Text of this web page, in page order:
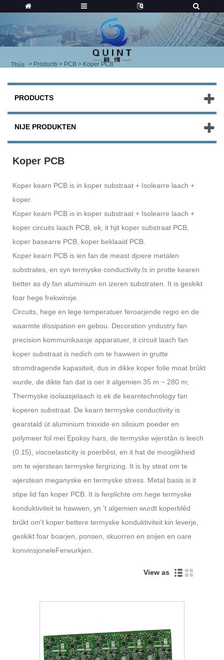
Thús > Products > PCB > Koper PCB
PRODUCTS
NIJE PRODUKTEN
Koper PCB
Koper kearn PCB is in koper substraat + Isolearre laach +
koper.
Koper kearn PCB is in koper substraat + Isolearre laach +
koper circuits laach PCB, ek, it hjit koper substraat PCB,
koper basearre PCB, koper beklaaid PCB.
Koper kearn PCB is ien fan de meast djoere metalen
substrates, en syn termyske conductivity.Is in protte kearen
better as dy fan aluminium en izeren substraten. It is geskikt
foar hege frekwinsje.
Circuits, hege en lege temperatuer feroarjende regio en de
waarmte dissipation en gebou. Decoration yndustry fan
precision kommunikaasje apparatuer, it circuit laach fan
koper substraat is nedich om te hawwen in grutte
stromdragende kapasiteit, dus in dikke koper folie moat brûkt
wurde, de dikte fan dat is oer it algemien 35 m ~ 280 m;
Thermyske isolaasjelaach is ek de kearntechnology fan
koperen substraat. De kearn termyske conductivity is
gearstald út aluminium trioxide en silisium poeder en
polymeer fol mei Epoksy hars, de termyske wjerstân is leech
(0.15), viscoelasticity is poerbêst, en it hat de mooglikheid
om te wjerstean termyske fergrizing. It is by steat om te
wjerstean meganyske en termyske stress. Metal basis is it
stipe lid fan koper PCB. It is ferplichte om hege termyske
konduktiviteit te hawwen, yn 't algemien wurdt koperblêd
brûkt om't koper bettere termyske konduktiviteit kin leverje,
geskikt foar boarjen, ponsen, skuorren en snijen en oare
konvinsjoneleFerwurkjen.
View as